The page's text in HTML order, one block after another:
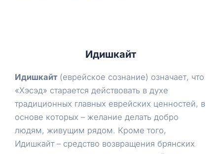
Идишкайт
Идишкайт(еврейское сознание) означает, что
«Хэсэд» старается действовать в духе
традиционных главных еврейских ценностей, в
основе которых – желание делать добро
людям, живущим рядом. Кроме того,
Идишкайт – средство возвращения брянских